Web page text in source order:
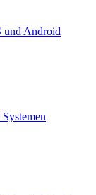
und Android